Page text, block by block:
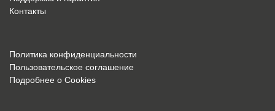
Контакты
Политика конфиденциальности
Пользовательское соглашение
Подробнее о Cookies